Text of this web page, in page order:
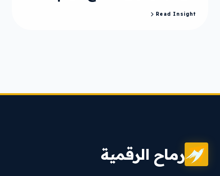
Read Insight
رماح الرقمية